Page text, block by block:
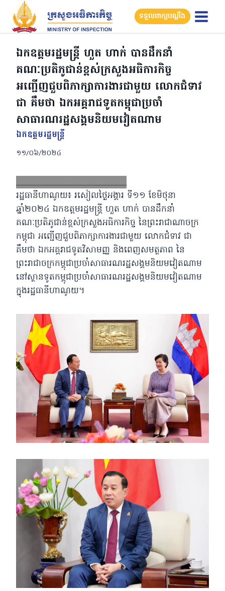
Skip
content
ទទួលពាក្យបណ្តឹង
ឯកឧត្តមរដ្ឋមន្រ្តី ហួត ហាក់ បានដឹកនាំ
គណៈប្រតិភូជាន់ខ្ពស់ក្រសួងអធិការកិច្ច
អញ្ជើញជួបពិភាក្សាការងារជាមួយ លោកជំទាវ
ជា គឹមថា ឯកអគ្គរាជទូតកម្ពុជាប្រចាំ
សាធារណរដ្ឋសង្គមនិយមវៀតណាម
ឯកឧត្ដមរដ្ឋមន្ត្រី
១១/០៦/២០២៤
FacebookXEmailLinkedIn
រដ្ឋធានីហាណូយ៖ រសៀលថ្ងៃអង្គារ ទី១១ ខែមិថុនា
ឆ្នាំ២០២៤ ឯកឧត្តមរដ្ឋមន្រ្តី ហួត ហាក់ បានដឹកនាំ
គណៈប្រតិភូជាន់ខ្ពស់ក្រសួងអធិការកិច្ច នៃព្រះរាជាណាចក្រ
កម្ពុជា អញ្ជើញជួបពិភាក្សាការងារជាមួយ លោកជំទាវ ជា
គឹមថា ឯកអគ្គរាជទូតវិសាមញ្ញ និងពេញសមត្ថភាព នៃ
ព្រះរាជាចក្រកម្ពុជាប្រចាំសាធារណរដ្ឋសង្គមនិយមវៀតណាម
នៅស្ថានទូតកម្ពុជាប្រចាំសាធារណរដ្ឋសង្គមនិយមវៀតណាម
ក្នុងរដ្ឋធានីហាណូយ។